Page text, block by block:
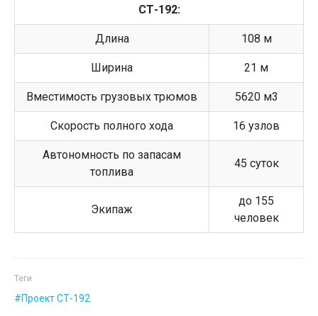
СТ-192:
Длина 108 м
Ширина 21 м
Вместимость грузовых трюмов 5620 м3
Скорость полного хода 16 узлов
Автономность по запасам
топлива
45 суток
Экипаж
до 155
человек
Теги
Проект СТ-192